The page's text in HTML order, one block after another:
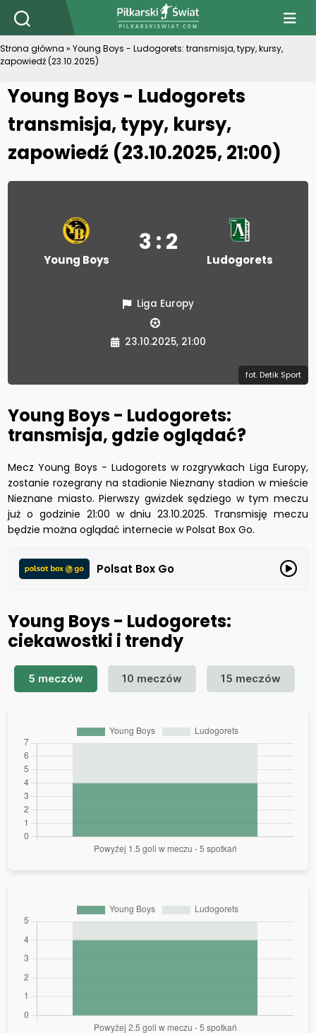
PiłkarskiSwiat.com
Strona główna » Young Boys - Ludogorets: transmisja, typy, kursy,
zapowiedź (23.10.2025)
Young Boys - Ludogorets
transmisja, typy, kursy,
zapowiedź (23.10.2025, 21:00)
Young Boys
3 : 2
Ludogorets
Liga Europy
23.10.2025, 21:00
fot. Detik Sport
Young Boys - Ludogorets:
transmisja, gdzie oglądać?
Mecz Young Boys - Ludogorets w rozgrywkach Liga Europy,
zostanie rozegrany na stadionie Nieznany stadion w mieście
Nieznane miasto. Pierwszy gwizdek sędziego w tym meczu
już o godzinie 21:00 w dniu 23.10.2025. Transmisję meczu
będzie można oglądać internecie w Polsat Box Go.
Polsat Box Go
Young Boys - Ludogorets:
ciekawostki i trendy
5 meczów 10 meczów 15 meczów